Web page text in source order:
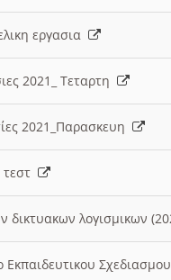
εργασια
2021_ Τεταρτη
2021_Παρασκευη
τεστ
δικτυακων λογισμικων
Εκπαιδευτικου